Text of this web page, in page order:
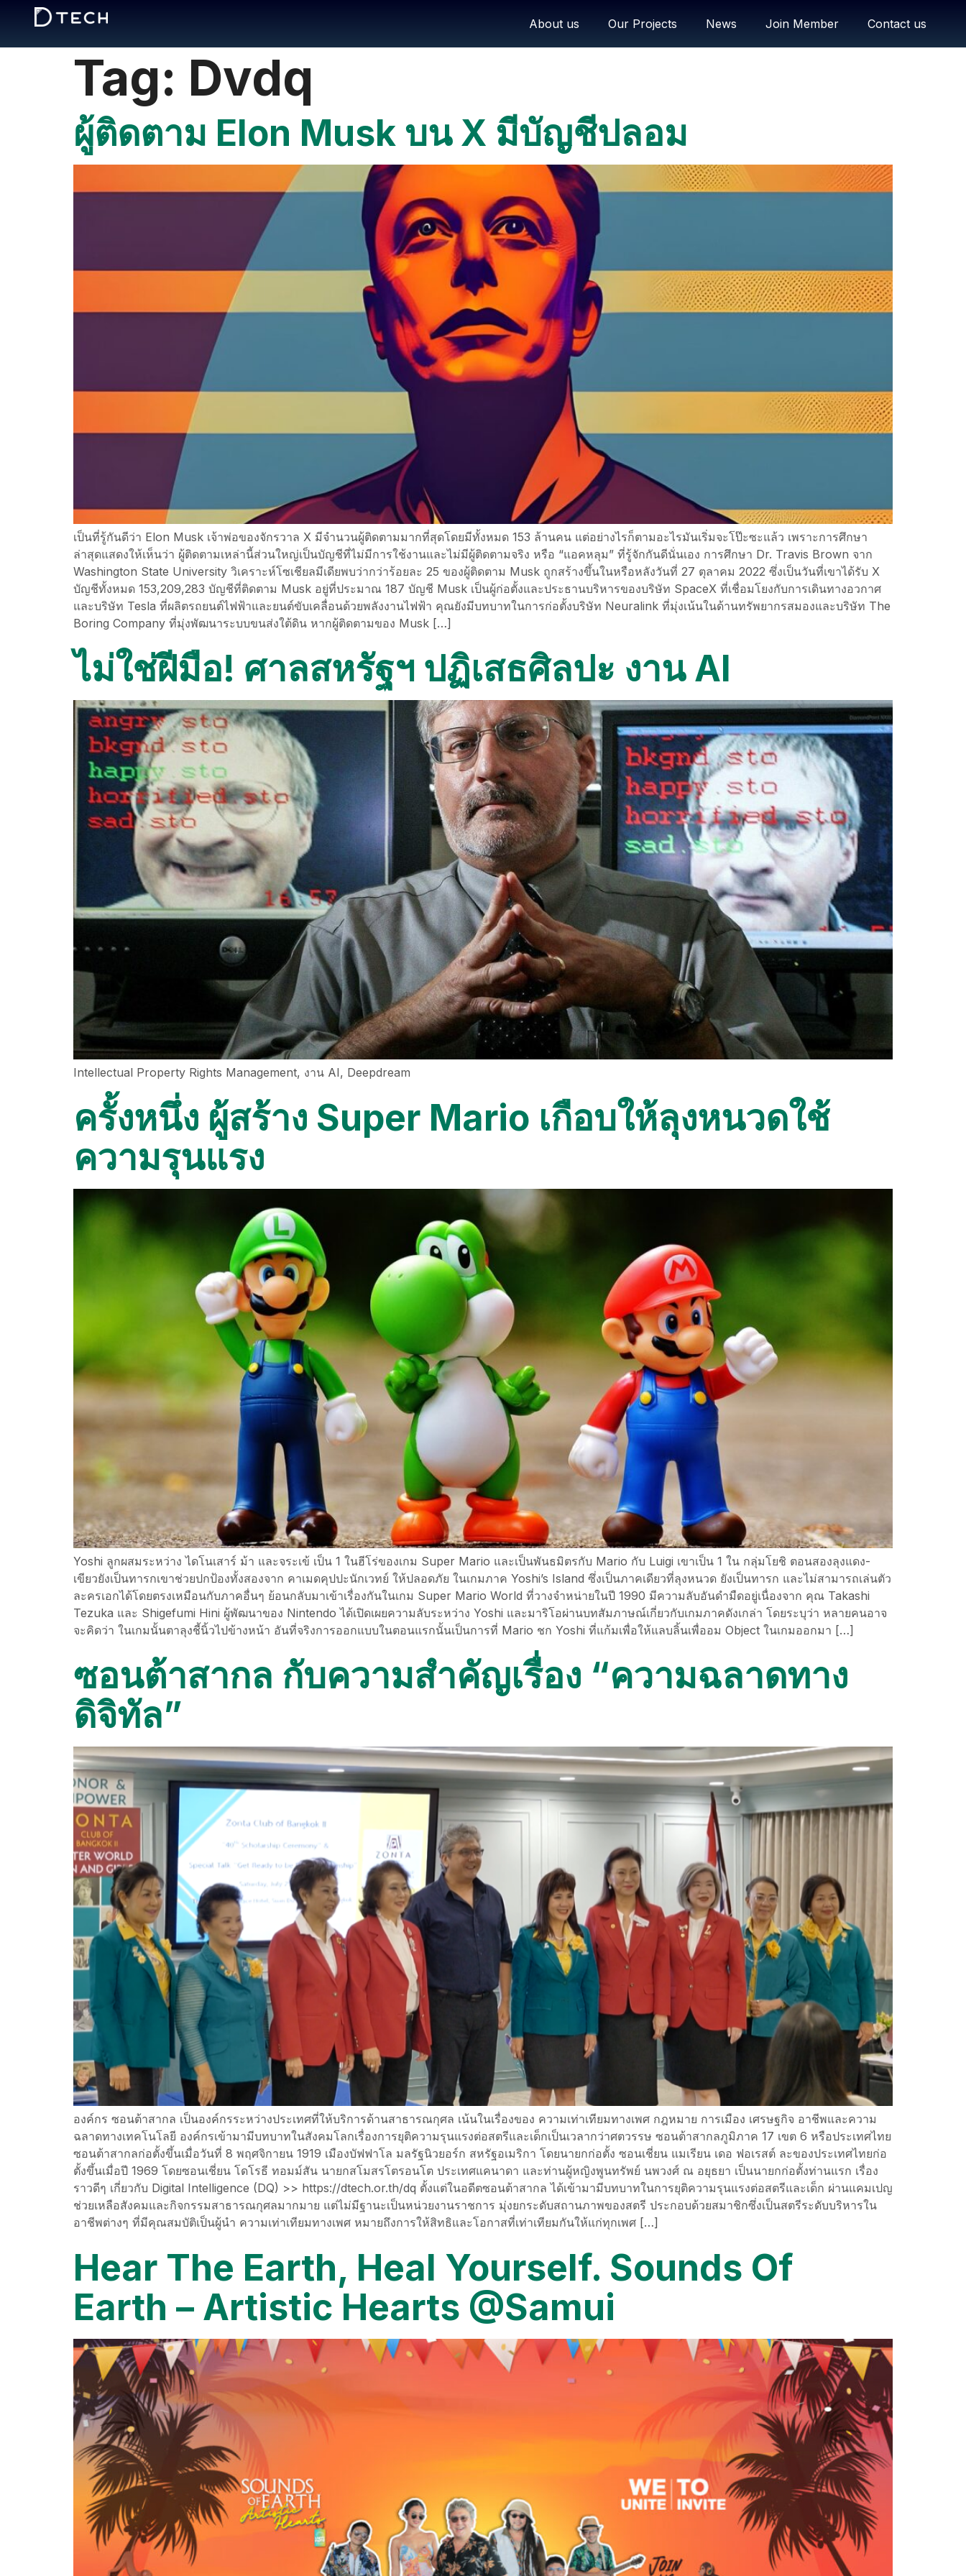
About us Our Projects News Join Member Contact us
Tag: Dvdq
ผู้ติดตาม Elon Musk บน X มีบัญชีปลอม
เป็นที่รู้กันดีว่า Elon Musk เจ้าพ่อของจักรวาล X มีจำนวนผู้ติดตามมากที่สุดโดยมีทั้งหมด 153 ล้านคน แต่อย่างไรก็ตามอะไรมันเริ่มจะโป๊ะซะแล้ว เพราะการศึกษา
ล่าสุดแสดงให้เห็นว่า ผู้ติดตามเหล่านี้ส่วนใหญ่เป็นบัญชีที่ไม่มีการใช้งานและไม่มีผู้ติดตามจริง หรือ “แอคหลุม” ที่รู้จักกันดีนั่นเอง การศึกษา Dr. Travis Brown จาก
Washington State University วิเคราะห์โซเชียลมีเดียพบว่ากว่าร้อยละ 25 ของผู้ติดตาม Musk ถูกสร้างขึ้นในหรือหลังวันที่ 27 ตุลาคม 2022 ซึ่งเป็นวันที่เขาได้รับ X
บัญชีทั้งหมด 153,209,283 บัญชีที่ติดตาม Musk อยู่ที่ประมาณ 187 บัญชี Musk เป็นผู้ก่อตั้งและประธานบริหารของบริษัท SpaceX ที่เชื่อมโยงกับการเดินทางอวกาศ
และบริษัท Tesla ที่ผลิตรถยนต์ไฟฟ้าและยนต์ขับเคลื่อนด้วยพลังงานไฟฟ้า คุณยังมีบทบาทในการก่อตั้งบริษัท Neuralink ที่มุ่งเน้นในด้านทรัพยากรสมองและบริษัท The
Boring Company ที่มุ่งพัฒนาระบบขนส่งใต้ดิน หากผู้ติดตามของ Musk […]
ไม่ใช่ฝีมือ! ศาลสหรัฐฯ ปฏิเสธศิลปะ งาน AI
Intellectual Property Rights Management, งาน AI, Deepdream
ครั้งหนึ่ง ผู้สร้าง Super Mario เกือบให้ลุงหนวดใช้
ความรุนแรง
Yoshi ลูกผสมระหว่าง ไดโนเสาร์ ม้า และจระเข้ เป็น 1 ในฮีโร่ของเกม Super Mario และเป็นพันธมิตรกับ Mario กับ Luigi เขาเป็น 1 ใน กลุ่มโยชิ ตอนสองลุงแดง-
เขียวยังเป็นทารกเขาช่วยปกป้องทั้งสองจาก คาเมดคุปปะนักเวทย์ ให้ปลอดภัย ในเกมภาค Yoshi’s Island ซึ่งเป็นภาคเดียวที่ลุงหนวด ยังเป็นทารก และไม่สามารถเล่นตัว
ละครเอกได้โดยตรงเหมือนกับภาคอื่นๆ ย้อนกลับมาเข้าเรื่องกันในเกม Super Mario World ที่วางจำหน่ายในปี 1990 มีความลับอันดำมืดอยู่เนื่องจาก คุณ Takashi
Tezuka และ Shigefumi Hini ผู้พัฒนาของ Nintendo ได้เปิดเผยความลับระหว่าง Yoshi และมาริโอผ่านบทสัมภาษณ์เกี่ยวกับเกมภาคดังเกล่า โดยระบุว่า หลายคนอาจ
จะคิดว่า ในเกมนั้นตาลุงชี้นิ้วไปข้างหน้า อันที่จริงการออกแบบในตอนแรกนั้นเป็นการที่ Mario ชก Yoshi ที่แก้มเพื่อให้แลบลิ้นเพื่ออม Object ในเกมออกมา […]
ซอนต้าสากล กับความสำคัญเรื่อง “ความฉลาดทาง
ดิจิทัล”
องค์กร ซอนต้าสากล เป็นองค์กรระหว่างประเทศที่ให้บริการด้านสาธารณกุศล เน้นในเรื่องของ ความเท่าเทียมทางเพศ กฎหมาย การเมือง เศรษฐกิจ อาชีพและความ
ฉลาดทางเทคโนโลยี องค์กรเข้ามามีบทบาทในสังคมโลกเรื่องการยุติความรุนแรงต่อสตรีและเด็กเป็นเวลากว่าศตวรรษ ซอนต้าสากลภูมิภาค 17 เขต 6 หรือประเทศไทย
ซอนต้าสากลก่อตั้งขึ้นเมื่อวันที่ 8 พฤศจิกายน 1919 เมืองบัฟฟาโล มลรัฐนิวยอร์ก สหรัฐอเมริกา โดยนายกก่อตั้ง ซอนเชี่ยน แมเรียน เดอ ฟอเรสต์ ละของประเทศไทยก่อ
ตั้งขึ้นเมื่อปี 1969 โดยซอนเชี่ยน โดโรธี ทอมม์สัน นายกสโมสรโตรอนโต ประเทศแคนาดา และท่านผู้หญิงพูนทรัพย์ นพวงศ์ ณ อยุธยา เป็นนายกก่อตั้งท่านแรก เรื่อง
ราวดีๆ เกี่ยวกับ Digital Intelligence (DQ) >> https://dtech.or.th/dq ตั้งแต่ในอดีตซอนต้าสากล ได้เข้ามามีบทบาทในการยุติความรุนแรงต่อสตรีและเด็ก ผ่านแคมเปญ
ช่วยเหลือสังคมและกิจกรรมสาธารณกุศลมากมาย แต่ไม่มีฐานะเป็นหน่วยงานราชการ มุ่งยกระดับสถานภาพของสตรี ประกอบด้วยสมาชิกซึ่งเป็นสตรีระดับบริหารใน
อาชีพต่างๆ ที่มีคุณสมบัติเป็นผู้นำ ความเท่าเทียมทางเพศ หมายถึงการให้สิทธิและโอกาสที่เท่าเทียมกันให้แก่ทุกเพศ […]
Hear The Earth, Heal Yourself. Sounds Of
Earth – Artistic Hearts @Samui